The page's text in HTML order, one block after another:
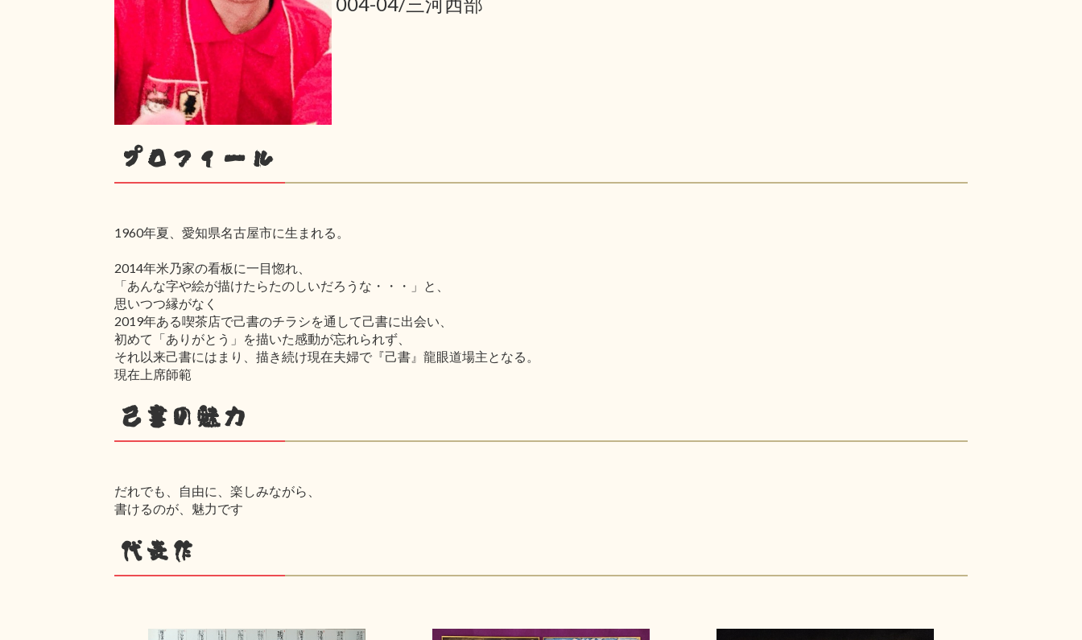
プロフィール
1960年夏、愛知県名古屋市に生まれる。
2014年米乃家の看板に一目惚れ、
「あんな字や絵が描けたらたのしいだろうな・・・」と、
思いつつ縁がなく
2019年ある喫茶店で己書のチラシを通して己書に出会い、
初めて「ありがとう」を描いた感動が忘れられず、
それ以来己書にはまり、描き続け現在夫婦で『己書』龍眼道場主となる。
現在上席師範
己書の魅力
だれでも、自由に、楽しみながら、
書けるのが、魅力です
代表作